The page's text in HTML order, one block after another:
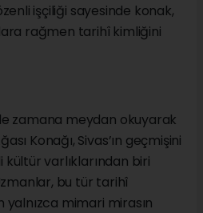
işçiliği sayesinde konak,
rağmen tarihî kimliğini
zamana meydan okuyarak
Konağı, Sivas’ın geçmişini
varlıklarından biri
bu tür tarihî
yalnızca mimari mirasın